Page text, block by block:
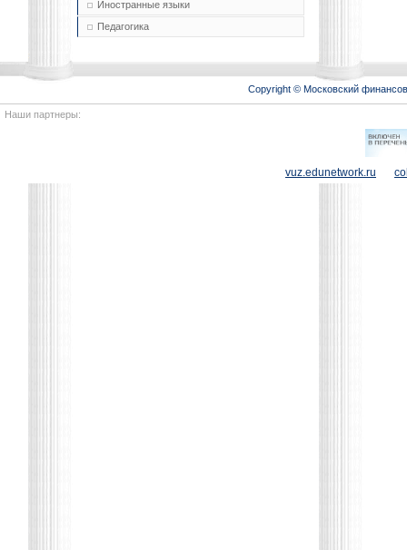
Иностранные языки
Педагогика
Copyright © Московский
Наши партнеры:
vuz.edunetwork.ru